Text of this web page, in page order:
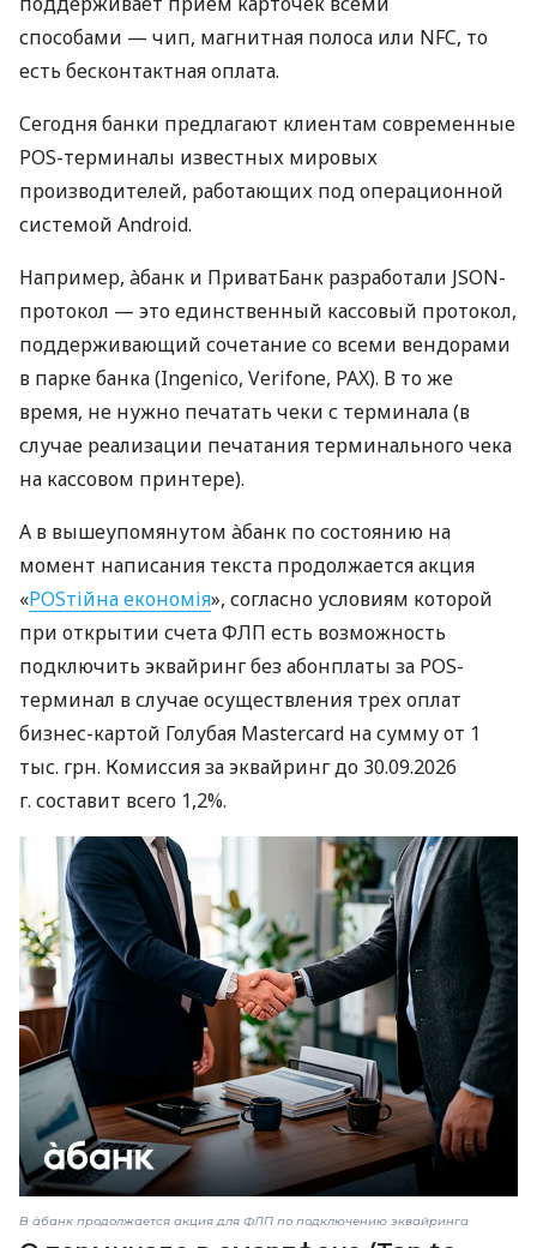
способами — чип, магнитная полоса или NFC, то
есть бесконтактная оплата.
Сегодня банки предлагают клиентам современные
POS-терминалы известных мировых
производителей, работающих под операционной
системой Android.
Например, àбанк и ПриватБанк разработали JSON-
протокол — это единственный кассовый протокол,
поддерживающий сочетание со всеми вендорами
в парке банка (Ingenico, Verifone, PAX). В то же
время, не нужно печатать чеки с терминала (в
случае реализации печатания терминального чека
на кассовом принтере).
А в вышеупомянутом àбанк по состоянию на
момент написания текста продолжается акция
«POSтійна економія», согласно условиям которой
при открытии счета ФЛП есть возможность
подключить эквайринг без абонплаты за POS-
терминал в случае осуществления трех оплат
бизнес-картой Голубая Mastercard на сумму от 1
тыс. грн. Комиссия за эквайринг до 30.09.2026
г. составит всего 1,2%.
В àбанк продолжается акция для ФЛП по подключению эквайринга